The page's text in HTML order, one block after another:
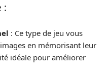
:
: Ce type de jeu vous
en mémorisant leur
idéale pour améliorer